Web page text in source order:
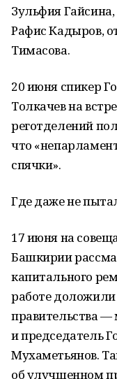
Зульфия
Рафис Кадыров,
Тимасова.
20 июня спикер
Толкачев на
реготделений
что
спячки».
Где даже не
17 июня на
Башкирии
капитального
работе доложили
правительства
и председатель
Мухаметьянов.
об улучшенном